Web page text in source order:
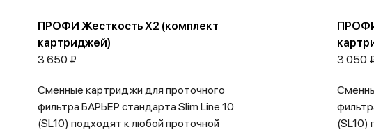
ПРОФИ Жесткость Х2 (комплект
картриджей)
3 650 ₽
Сменные картриджи для проточного
фильтра БАРЬЕР стандарта Slim Line 10
(SL10) подходят к любой проточной
3 050
(SL10)